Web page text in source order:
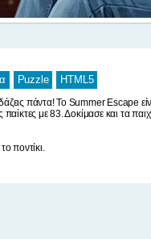
Puzzle HTML5
πάντα! Το Summer Escape
με 83. Δοκίμασε και τα
ποντίκι.